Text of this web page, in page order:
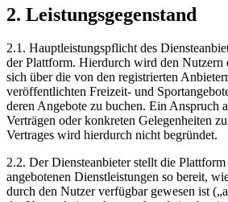
2. Leistungsgegenstand
2.1. Hauptleistungspflicht des
der Plattform. Hierdurch wird den
sich über die von den registrierten
veröffentlichten Freizeit- und
deren Angebote zu buchen. Ein Anspruch
Verträgen oder konkreten Gelegenheiten
Vertrages wird hierdurch nicht begründet.
2.2. Der Diensteanbieter stellt die
angebotenen Dienstleistungen so bereit,
durch den Nutzer verfügbar gewesen ist